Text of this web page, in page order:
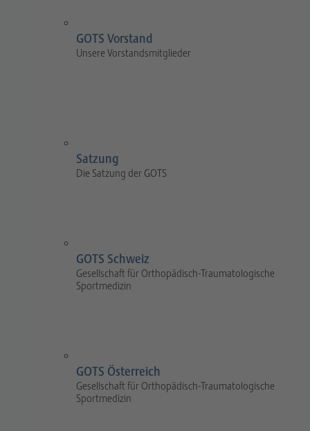
GOTS Vorstand
Unsere Vorstandsmitglieder
Satzung
Die Satzung der GOTS
GOTS Schweiz
Gesellschaft für Orthopädisch-Traumatologische
Sportmedizin
GOTS Österreich
Gesellschaft für Orthopädisch-Traumatologische
Sportmedizin